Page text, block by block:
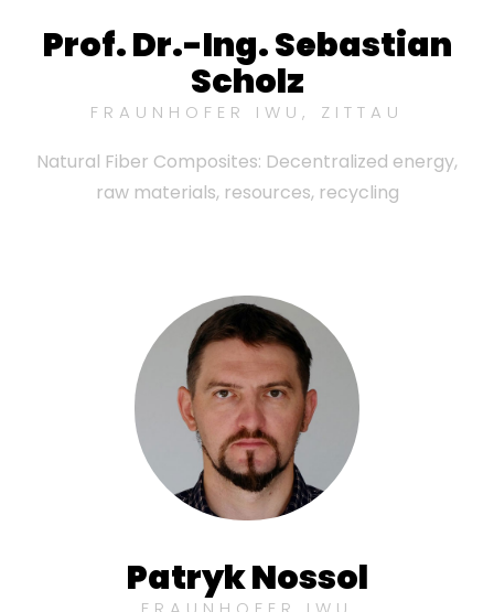
Prof. Dr.-Ing. Sebastian
Scholz
FRAUNHOFER IWU, ZITTAU
Natural Fiber Composites: Decentralized energy,
raw materials, resources, recycling
Patryk Nossol